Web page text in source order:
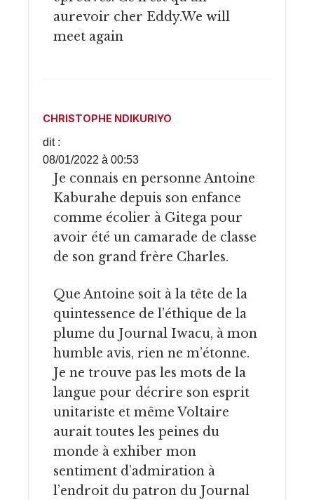
aurevoir cher Eddy.We will
meet again
CHRISTOPHE NDIKURIYO
dit :
08/01/2022 à 00:53
Je connais en personne Antoine
Kaburahe depuis son enfance
comme écolier à Gitega pour
avoir été un camarade de classe
de son grand frère Charles.
Que Antoine soit à la tête de la
quintessence de l’éthique de la
plume du Journal Iwacu, à mon
humble avis, rien ne m’étonne.
Je ne trouve pas les mots de la
langue pour décrire son esprit
unitariste et même Voltaire
aurait toutes les peines du
monde à exhiber mon
sentiment d’admiration à
l’endroit du patron du Journal